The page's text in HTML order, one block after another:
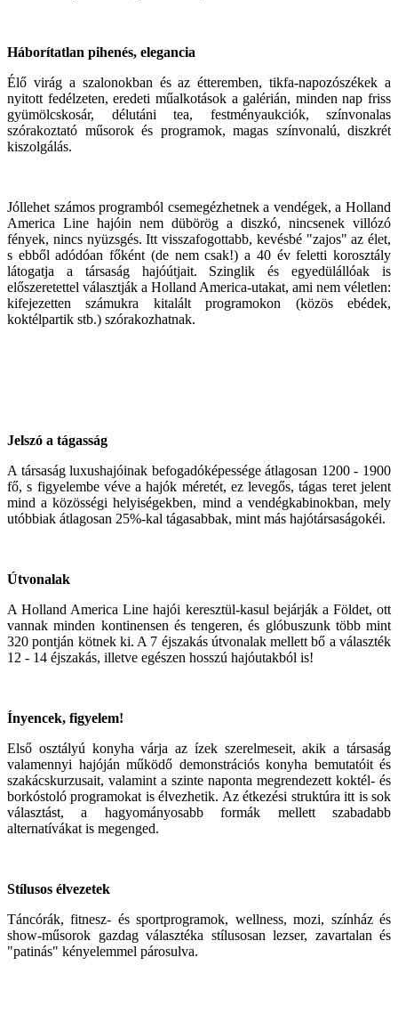
Háborítatlan pihenés, elegancia
Élő virág a szalonokban és az étteremben, tikfa-napozószékek a
nyitott fedélzeten, eredeti műalkotások a galérián, minden nap friss
gyümölcskosár, délutáni tea, festményaukciók, színvonalas
szórakoztató műsorok és programok, magas színvonalú, diszkrét
kiszolgálás.
Jóllehet számos programból csemegézhetnek a vendégek, a Holland
America Line hajóin nem dübörög a diszkó, nincsenek villózó
fények, nincs nyüzsgés. Itt visszafogottabb, kevésbé "zajos" az élet,
s ebből adódóan főként (de nem csak!) a 40 év feletti korosztály
látogatja a társaság hajóútjait. Szinglik és egyedülállóak is
előszeretettel választják a Holland America-utakat, ami nem véletlen:
kifejezetten számukra kitalált programokon (közös ebédek,
koktélpartik stb.) szórakozhatnak.
Jelszó a tágasság
A társaság luxushajóinak befogadóképessége átlagosan 1200 - 1900
fő, s figyelembe véve a hajók méretét, ez levegős, tágas teret jelent
mind a közösségi helyiségekben, mind a vendégkabinokban, mely
utóbbiak átlagosan 25%-kal tágasabbak, mint más hajótársaságokéi.
Útvonalak
A Holland America Line hajói keresztül-kasul bejárják a Földet, ott
vannak minden kontinensen és tengeren, és glóbuszunk több mint
320 pontján kötnek ki. A 7 éjszakás útvonalak mellett bő a választék
12 - 14 éjszakás, illetve egészen hosszú hajóutakból is!
Ínyencek, figyelem!
Első osztályú konyha várja az ízek szerelmeseit, akik a társaság
valamennyi hajóján működő demonstrációs konyha bemutatóit és
szakácskurzusait, valamint a szinte naponta megrendezett koktél- és
borkóstoló programokat is élvezhetik. Az étkezési struktúra itt is sok
választást, a hagyományosabb formák mellett szabadabb
alternatívákat is megenged.
Stílusos élvezetek
Táncórák, fitnesz- és sportprogramok, wellness, mozi, színház és
show-műsorok gazdag választéka stílusosan lezser, zavartalan és
"patinás" kényelemmel párosulva.